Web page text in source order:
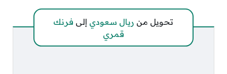
تحويل من ريال سعودي إلى فرنك
قمري